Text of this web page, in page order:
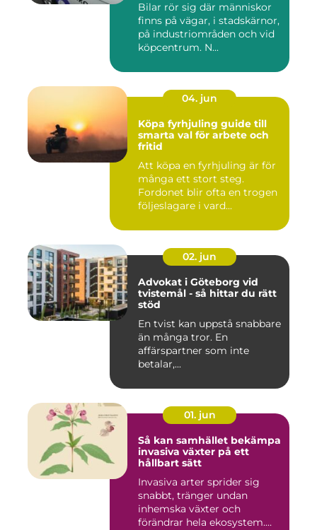
Bilar rör sig där människor
finns på vägar, i stadskärnor,
på industriområden och vid
köpcentrum. N...
04. jun
Köpa fyrhjuling guide till
smarta val för arbete och
fritid
Att köpa en fyrhjuling är för
många ett stort steg.
Fordonet blir ofta en trogen
följeslagare i vard...
02. jun
Advokat i Göteborg vid
tvistemål - så hittar du rätt
stöd
En tvist kan uppstå snabbare
än många tror. En
affärspartner som inte
betalar,...
01. jun
Så kan samhället bekämpa
invasiva växter på ett
hållbart sätt
Invasiva arter sprider sig
snabbt, tränger undan
inhemska växter och
förändrar hela ekosystem.